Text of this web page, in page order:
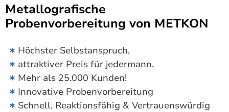
Metallografische
Probenvorbereitung von METKON
Höchster Selbstanspruch,
attraktiver Preis für jedermann,
Mehr als 25.000 Kunden!
Innovative Probenvorbereitung
Schnell, Reaktionsfähig & Vertrauenswürdig